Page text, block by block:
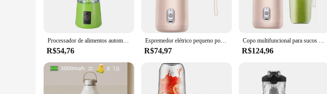
Processador de alimentos automático multifuncional, mini espremedor elétrico, espremedor fresco, triturador para casa, escritório, viagem, 6 lâminas, 400ml
R$54,76
Espremedor elétrico pequeno portátil, misturador sem fio do batido, USB recarregável, mini copo do suco, automático, 400ml
R$74,97
Copo multifuncional para sucos domésticos, máquina de preparação de bebidas de cozinha, espremedor elétrico portátil, Citrus P, 400ml
R$124,96